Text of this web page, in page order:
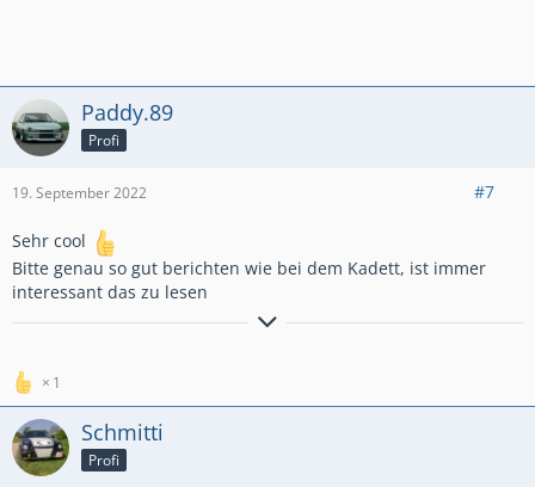
Paddy.89
Profi
19. September 2022 #7
Sehr cool
Bitte genau so gut berichten wie bei dem Kadett, ist immer
interessant das zu lesen
...ist als Kind mal in die Ölwanne gefallen
Kadett E c20let
Kadett E c14nz im Alltag
1
Schmitti
Profi